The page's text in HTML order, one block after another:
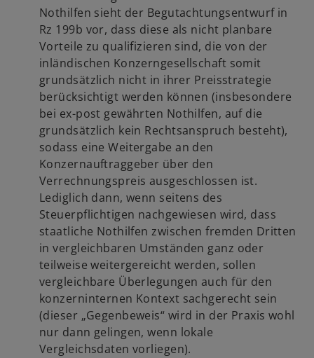
Nothilfen sieht der Begutachtungsentwurf in
Rz 199b vor, dass diese als nicht planbare
Vorteile zu qualifizieren sind, die von der
inländischen Konzerngesellschaft somit
grundsätzlich nicht in ihrer Preisstrategie
berücksichtigt werden können (insbesondere
bei ex-post gewährten Nothilfen, auf die
grundsätzlich kein Rechtsanspruch besteht),
sodass eine Weitergabe an den
Konzernauftraggeber über den
Verrechnungspreis ausgeschlossen ist.
Lediglich dann, wenn seitens des
Steuerpflichtigen nachgewiesen wird, dass
staatliche Nothilfen zwischen fremden Dritten
in vergleichbaren Umständen ganz oder
teilweise weitergereicht werden, sollen
vergleichbare Überlegungen auch für den
konzerninternen Kontext sachgerecht sein
(dieser „Gegenbeweis“ wird in der Praxis wohl
nur dann gelingen, wenn lokale
Vergleichsdaten vorliegen).